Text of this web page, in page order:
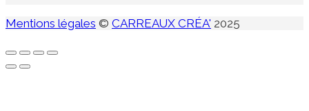
Mentions légales © CARREAUX CRÉA' 2025